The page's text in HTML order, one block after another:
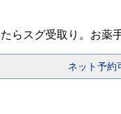
スグ受取り。お薬
ネット予約